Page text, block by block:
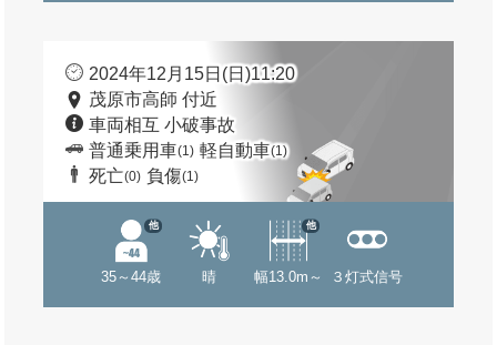
2024年12月15日(日)11:20
茂原市高師 付近
車両相互 小破事故
普通乗用車(1) 軽自動車(1)
死亡(0) 負傷(1)
35～44歳
他
晴 幅13.0m～
他
３灯式信号